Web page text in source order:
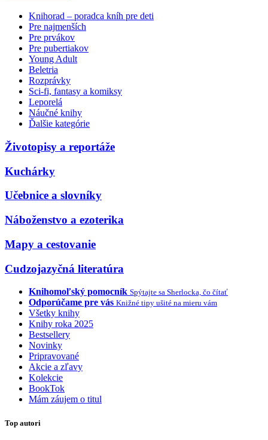
Knihorad – poradca kníh pre deti
Pre najmenších
Pre prvákov
Pre pubertiakov
Young Adult
Beletria
Rozprávky
Sci-fi, fantasy a komiksy
Leporelá
Náučné knihy
Ďalšie kategórie
Životopisy a reportáže
Kuchárky
Učebnice a slovníky
Náboženstvo a ezoterika
Mapy a cestovanie
Cudzojazyčná literatúra
Knihomoľský pomocník Spýtajte sa Sherlocka, čo čítať
Odporúčame pre vás Knižné tipy ušité na mieru vám
Všetky knihy
Knihy roka 2025
Bestsellery
Novinky
Pripravované
Akcie a zľavy
Kolekcie
BookTok
Mám záujem o titul
Top autori